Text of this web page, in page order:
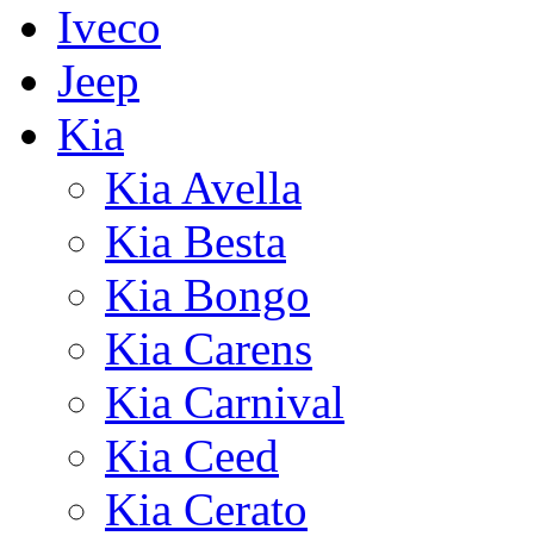
Iveco
Jeep
Kia
Kia Avella
Kia Besta
Kia Bongo
Kia Carens
Kia Carnival
Kia Ceed
Kia Cerato